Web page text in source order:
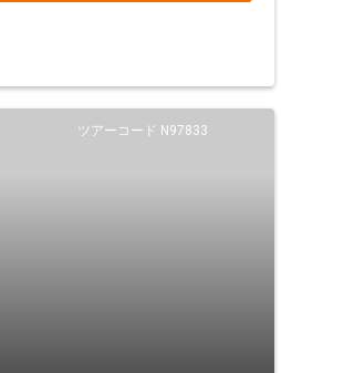
ツアーコード N97833